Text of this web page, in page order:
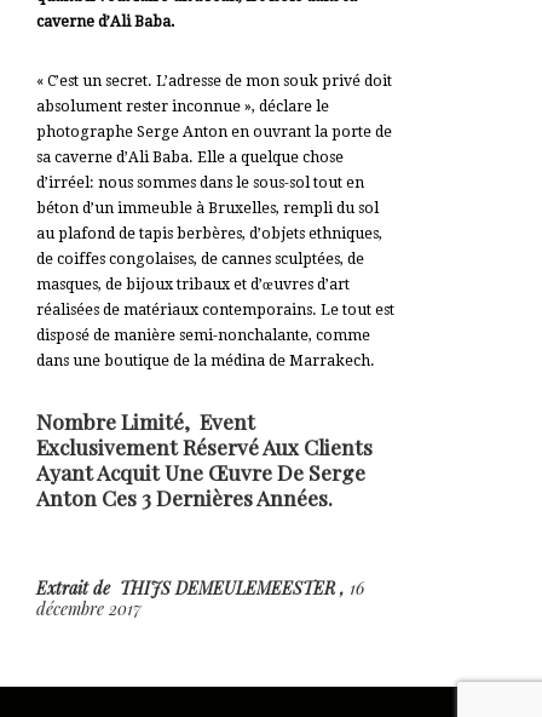
caverne d’Ali Baba.
« C’est un secret. L’adresse de mon souk privé doit
absolument rester inconnue », déclare le
photographe Serge Anton en ouvrant la porte de
sa caverne d’Ali Baba. Elle a quelque chose
d’irréel: nous sommes dans le sous-sol tout en
béton d’un immeuble à Bruxelles, rempli du sol
au plafond de tapis berbères, d’objets ethniques,
de coiffes congolaises, de cannes sculptées, de
masques, de bijoux tribaux et d’œuvres d’art
réalisées de matériaux contemporains. Le tout est
disposé de manière semi-nonchalante, comme
dans une boutique de la médina de Marrakech.
Nombre Limité, Event
Exclusivement Réservé Aux Clients
Ayant Acquit Une Œuvre De Serge
Anton Ces 3 Dernières Années.
Extrait de THIJS DEMEULEMEESTER , 16
décembre 2017